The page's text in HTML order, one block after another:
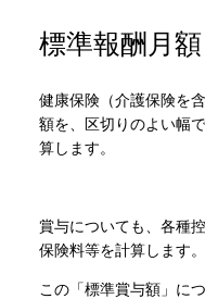
標準報酬月
健康保険（介護保険を
額を、区切りのよい幅
算します。
賞与についても、各種
保険料等を計算します。
この「標準賞与額」に